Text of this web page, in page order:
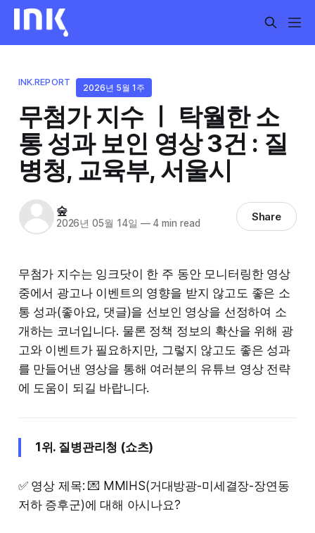
INK.REPORT
2026년 5월 1주
무첨가 지수 ㅣ 탁월한 소
통 성과 보인 영상 3건 : 질
병청, 교육부, 서울시
숲
2026년 05월 14일 —4 min read Share
무첨가 지수는 잉크닷이 한 주 동안 모니터링한 영상
중에서 광고나 이벤트의 영향을 받지 않고도 좋은 소
통 성과(좋아요, 댓글)을 선보인 영상을 선정하여 소
개하는 코너입니다. 물론 정책 정보의 확산을 위해 광
고와 이벤트가 필요하지만, 그렇지 않고도 좋은 성과
를 만들어낸 영상을 통해 여러분의 유튜브 영상 전략
에 도움이 되길 바랍니다.
1위. 질병관리청 (쇼츠)
✅ 영상 제목: 💌 MMIHS(거대방광-미세결장-장연동
저하 증후군)에 대해 아시나요?